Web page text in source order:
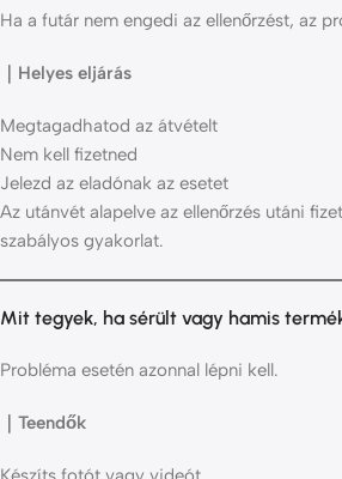
Ha a futár nem engedi az ellenőrzést, az
｜Helyes eljárás
Megtagadhatod az átvételt
Nem kell fizetned
Jelezd az eladónak az esetet
Az utánvét alapelve az ellenőrzés utáni
szabályos gyakorlat.
Mit tegyek, ha sérült vagy hamis
Probléma esetén azonnal lépni kell.
｜Teendők